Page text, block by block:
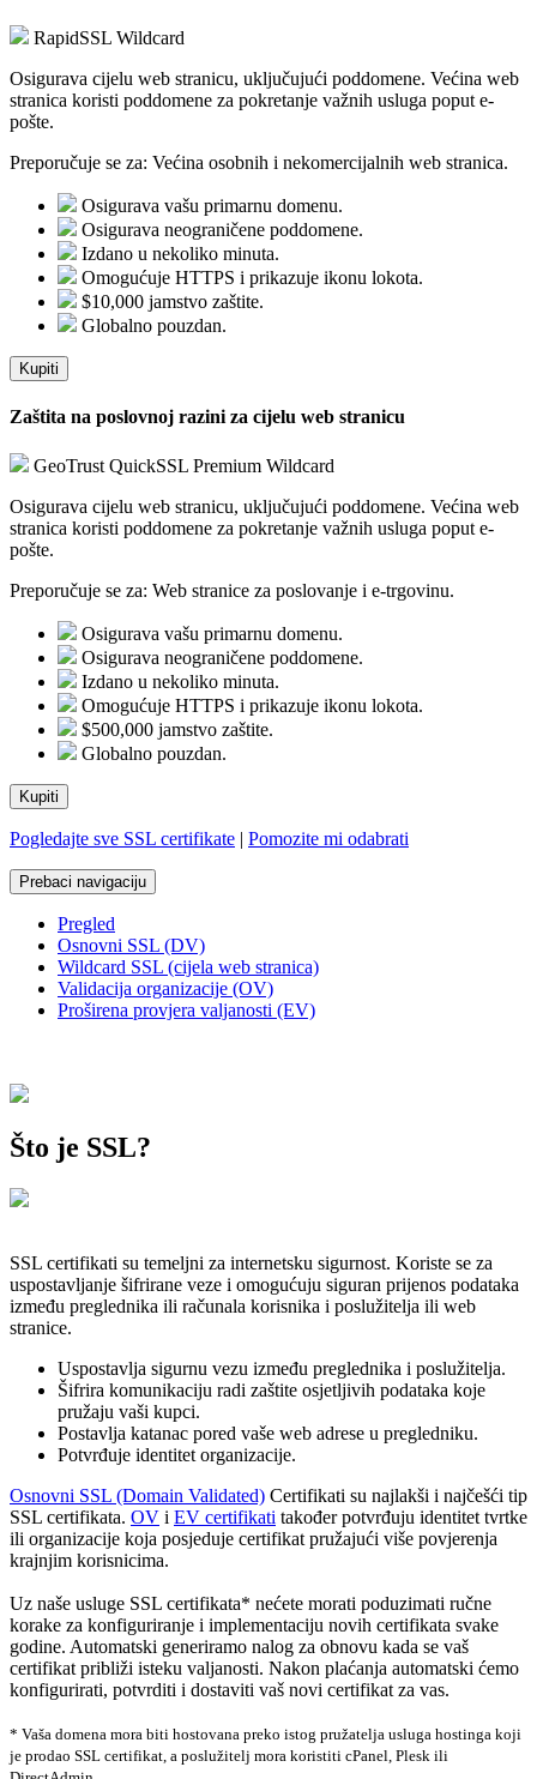
RapidSSL Wildcard
Osigurava cijelu web stranicu, uključujući poddomene. Većina web
stranica koristi poddomene za pokretanje važnih usluga poput e-
pošte.
Preporučuje se za: Većina osobnih i nekomercijalnih web stranica.
Osigurava vašu primarnu domenu.
Osigurava neograničene poddomene.
Izdano u nekoliko minuta.
Omogućuje HTTPS i prikazuje ikonu lokota.
$10,000 jamstvo zaštite.
Globalno pouzdan.
Kupiti
Zaštita na poslovnoj razini za cijelu web stranicu
GeoTrust QuickSSL Premium Wildcard
Osigurava cijelu web stranicu, uključujući poddomene. Većina web
stranica koristi poddomene za pokretanje važnih usluga poput e-
pošte.
Preporučuje se za: Web stranice za poslovanje i e-trgovinu.
Osigurava vašu primarnu domenu.
Osigurava neograničene poddomene.
Izdano u nekoliko minuta.
Omogućuje HTTPS i prikazuje ikonu lokota.
$500,000 jamstvo zaštite.
Globalno pouzdan.
Kupiti
Pogledajte sve SSL certifikate | Pomozite mi odabrati
Prebaci navigaciju
Pregled
Osnovni SSL (DV)
Wildcard SSL (cijela web stranica)
Validacija organizacije (OV)
Proširena provjera valjanosti (EV)
Što je SSL?
SSL certifikati su temeljni za internetsku sigurnost. Koriste se za
uspostavljanje šifrirane veze i omogućuju siguran prijenos podataka
između preglednika ili računala korisnika i poslužitelja ili web
stranice.
Uspostavlja sigurnu vezu između preglednika i poslužitelja.
Šifrira komunikaciju radi zaštite osjetljivih podataka koje
pružaju vaši kupci.
Postavlja katanac pored vaše web adrese u pregledniku.
Potvrđuje identitet organizacije.
Osnovni SSL (Domain Validated) Certifikati su najlakši i najčešći tip
SSL certifikata. OV i EV certifikati također potvrđuju identitet tvrtke
ili organizacije koja posjeduje certifikat pružajući više povjerenja
krajnjim korisnicima.
Uz naše usluge SSL certifikata* nećete morati poduzimati ručne
korake za konfiguriranje i implementaciju novih certifikata svake
godine. Automatski generiramo nalog za obnovu kada se vaš
certifikat približi isteku valjanosti. Nakon plaćanja automatski ćemo
konfigurirati, potvrditi i dostaviti vaš novi certifikat za vas.
* Vaša domena mora biti hostovana preko istog pružatelja usluga hostinga koji
je prodao SSL certifikat, a poslužitelj mora koristiti cPanel, Plesk ili